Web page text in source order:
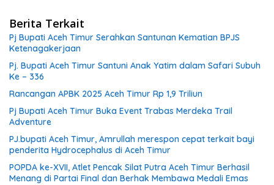
Berita Terkait
Pj Bupati Aceh Timur Serahkan Santunan Kematian BPJS
Ketenagakerjaan
Pj. Bupati Aceh Timur Santuni Anak Yatim dalam Safari Subuh
Ke – 336
Rancangan APBK 2025 Aceh Timur Rp 1,9 Triliun
Pj Bupati Aceh Timur Buka Event Trabas Merdeka Trail
Adventure
PJ.bupati Aceh Timur, Amrullah merespon cepat terkait bayi
penderita Hydrocephalus di Aceh Timur
POPDA ke-XVII, Atlet Pencak Silat Putra Aceh Timur Berhasil
Menang di Partai Final dan Berhak Membawa Medali Emas